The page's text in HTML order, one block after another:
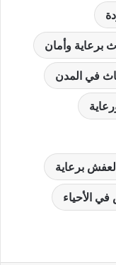
برعاية وأمان
في المدن
برعاية
الأحياء